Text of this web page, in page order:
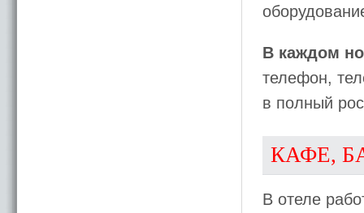
В каждом
телефон,
в полный
КАФЕ,
В отеле